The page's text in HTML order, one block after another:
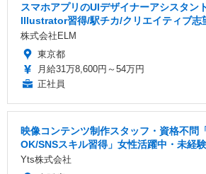
スマホアプリのUIデザイナーアシスタン
Illustrator習得/駅チカ/クリエイティブ志
株式会社ELM
東京都
月給31万8,600円～54万円
正社員
映像コンテンツ制作スタッフ・資格不問
OK/SNSスキル習得」女性活躍中・未経
Yts株式会社